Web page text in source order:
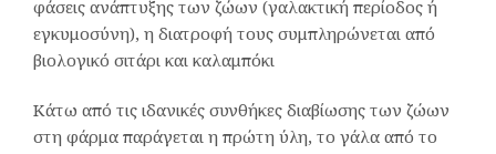
φάσεις ανάπτυξης των ζώων (γαλακτική περίοδος ή
εγκυμοσύνη), η διατροφή τους συμπληρώνεται από
βιολογικό σιτάρι και καλαμπόκι
Κάτω από τις ιδανικές συνθήκες διαβίωσης των ζώων
στη φάρμα παράγεται η πρώτη ύλη, το γάλα από το